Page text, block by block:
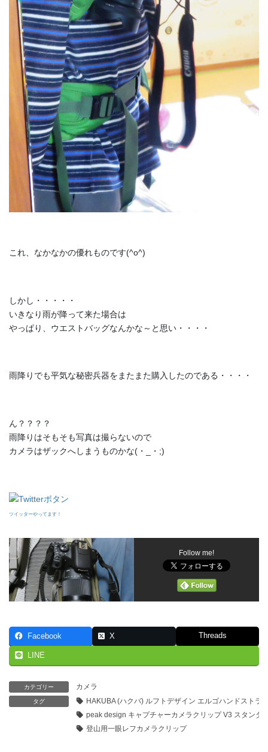
これ、なかなかの優れものです(^o^)
しかし・・・・・
いきなり雨が降って来た場合は
やっぱり、ウエストバッグなんかな～と思い・・・・
雨降りでも平気な秘密兵器をまたまた購入したのである・・・・
ん？？？？
雨降りはそもそも写真は撮らないので
カメラはザックへしまうものかな(・_・;)
ツイッターやってます！
Follow me!
Facebook X Threads
LINE
カテゴリー カメラ
タグ
HAKUBA (ハクバ) ルフトデザイン エルゴハンドストラ
peak design キャプチャーカメラクリップ V3 スタンダ
登山用一眼レフカメラクリップ